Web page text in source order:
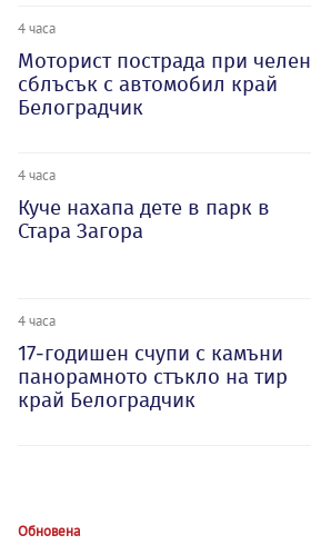
4 часа
Моторист пострада при челен
сблъсък с автомобил край
Белоградчик
4 часа
Куче нахапа дете в парк в
Стара Загора
4 часа
17-годишен счупи с камъни
панорамното стъкло на тир
край Белоградчик
Обновена